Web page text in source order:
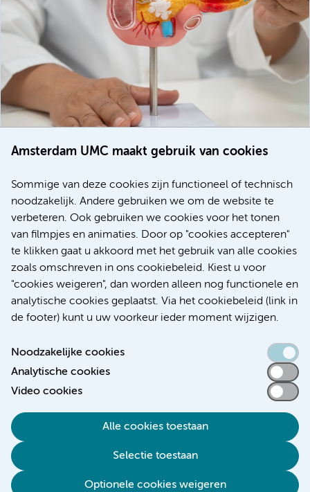
Amsterdam UMC maakt gebruik van cookies
Sommige van deze cookies zijn functioneel of technisch
noodzakelijk. Andere gebruiken we om de website te
verbeteren. Ook gebruiken we cookies voor het tonen
van filmpjes en animaties. Door op "cookies accepteren"
te klikken gaat u akkoord met het gebruik van alle cookies
zoals omschreven in ons cookiebeleid. Kiest u voor
"cookies weigeren", dan worden alleen nog functionele en
analytische cookies geplaatst. Via het cookiebeleid (link in
de footer) kunt u uw voorkeur ieder moment wijzigen.
Noodzakelijke cookies
Analytische cookies
Video cookies
Alle cookies toestaan
Selectie toestaan
Optionele cookies weigeren
voor patiënten met alvleesklierkanker verbeteren
Meer
Toegankelijkheidsverklaring
Algemene privacyverklaring